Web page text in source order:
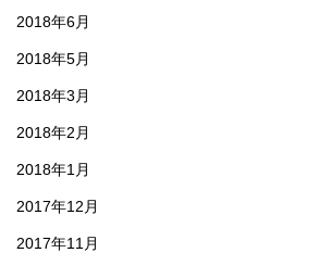
2018年6月
2018年5月
2018年3月
2018年2月
2018年1月
2017年12月
2017年11月